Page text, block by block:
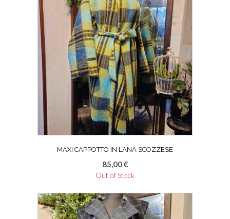
MAXI CAPPOTTO IN LANA SCOZZESE
85,00€
Out of Stock